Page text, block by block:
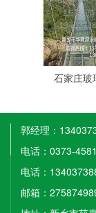
石家庄玻
郭经理：
电话：0373-
电话：
邮箱：